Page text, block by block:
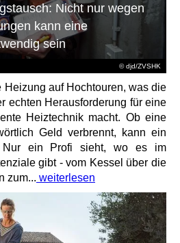
© djd/ZVSHK
Nicht nur wegen
kann eine
sein
Heizung auf Hochtouren, was die
echten Herausforderung für eine
Heiztechnik macht. Ob eine
Geld verbrennt, kann ein
Nur ein Profi sieht, wo es im
gibt - vom Kessel über die
zum... weiterlesen